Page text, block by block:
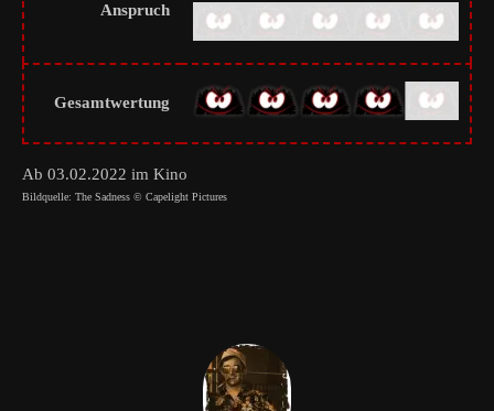
Anspruch
Gesamtwertung
Ab 03.02.2022 im Kino
Bildquelle: The Sadness © Capelight Pictures